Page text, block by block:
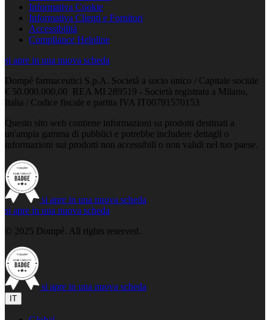
Informativa Cookie
Informativa Clienti e Fornitori
Accessibilità
Compliance Helpline
si apre in una nuova scheda
Dompé farmaceutici S.p.A. Società a socio unico / Capitale sociale
€ 50.000.000,00 REA MI 289519 - Società registrata a Milano,
Italia / Codice fiscale e partita IVA IT00791570153
Questo sito web contiene informazioni su prodotti destinati a
un'ampia gamma di pubblici e potrebbe includere dettagli o
informazioni sui prodotti non accessibili o non validi nel tuo paese.
si apre in una nuova scheda
si apre in una nuova scheda
© 2025 Dompé. All rights reserved.
si apre in una nuova scheda
IT